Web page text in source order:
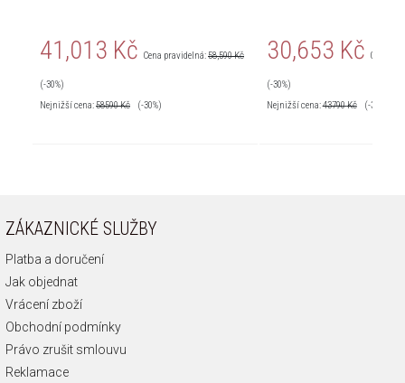
41,013 Kč Cena pravidelná:58,590 Kč
(-30%)
Nejnižší cena:58590Kč (-30%)
30,653 Kč Cena
(-30%)
Nejnižší cena:43790Kč (-30%)
ZÁKAZNICKÉ SLUŽBY
Platba a doručení
Jak objednat
Vrácení zboží
Obchodní podmínky
Právo zrušit smlouvu
Reklamace